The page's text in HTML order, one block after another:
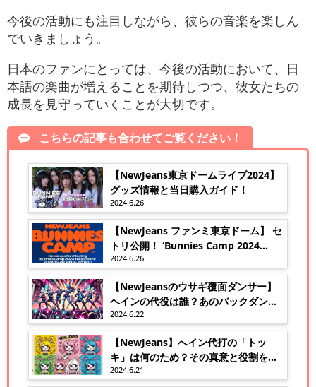
今後の活動にも注目しながら、彼らの音楽を楽しん
でいきましょう。
日本のファンにとっては、今後の活動において、日
本語の楽曲が増えることを期待しつつ、彼女たちの
成長を見守っていくことが大切です。
こちらの記事も合わせてご覧ください！
【NewJeans東京ドームライブ2024】
グッズ情報と当日購入ガイド！
2024.6.26
【NewJeans ファンミ東京ドーム】 セ
トリ公開！ ‘Bunnies Camp 2024
Tokyo Dome’
2024.6.26
【NewJeansのウサギ覆面ダンサー】
ヘインの代役は誰？あのバックダンサ
ーか？
2024.6.22
【NewJeans】へイン代打の「トッ
キ」は何のため？その真意と役割を解
説！
2024.6.21